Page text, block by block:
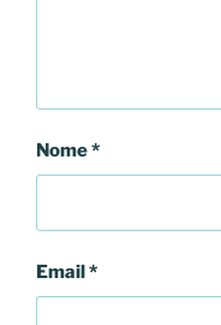
Nome*
Email*